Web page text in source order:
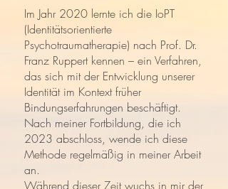
Im Jahr 2020 lernte ich die IoPT
(Identitätsorientierte
Psychotraumatherapie) nach Prof. Dr.
Franz Ruppert kennen – ein Verfahren,
das sich mit der Entwicklung unserer
Identität im Kontext früher
Bindungserfahrungen beschäftigt.
Nach meiner Fortbildung, die ich
2023 abschloss, wende ich diese
Methode regelmäßig in meiner Arbeit
an.
Während dieser Zeit wuchs in mir der